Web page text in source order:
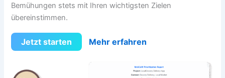
Bemühungen stets mit Ihren wichtigsten Zielen
übereinstimmen.
Jetzt starten Mehr erfahren